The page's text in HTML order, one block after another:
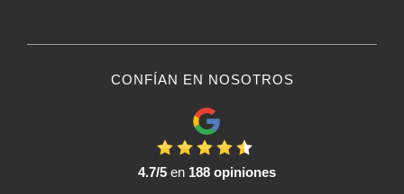
CONFÍAN EN NOSOTROS
4.7/5en 188 opiniones